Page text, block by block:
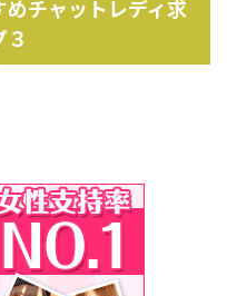
チャットレディ求